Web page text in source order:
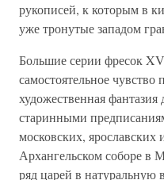
рукописей, к которым в
уже тронутые западом
Большие серии фресок
самостоятельное
художественная
старинными
московских, ярославских
Архангельском соборе в
ряд царей в